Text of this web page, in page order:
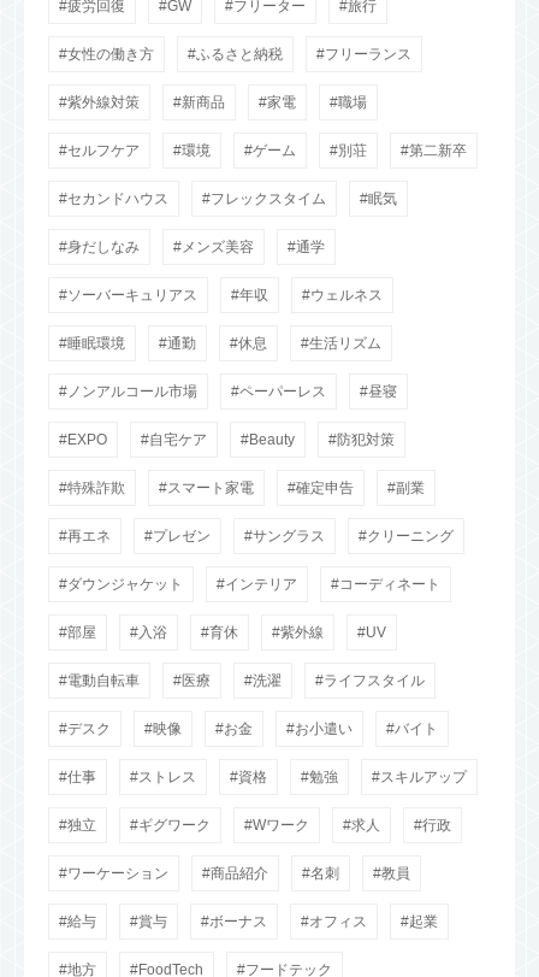
疲労回復 GW フリーター 旅行
女性の働き方 ふるさと納税 フリーランス
紫外線対策 新商品 家電 職場
セルフケア 環境 ゲーム 別荘 第二新卒
セカンドハウス フレックスタイム 眠気
身だしなみ メンズ美容 通学
ソーバーキュリアス 年収 ウェルネス
睡眠環境 通勤 休息 生活リズム
ノンアルコール市場 ペーパーレス 昼寝
EXPO 自宅ケア Beauty 防犯対策
特殊詐欺 スマート家電 確定申告 副業
再エネ プレゼン サングラス クリーニング
ダウンジャケット インテリア コーディネート
部屋 入浴 育休 紫外線 UV
電動自転車 医療 洗濯 ライフスタイル
デスク 映像 お金 お小遣い バイト
仕事 ストレス 資格 勉強 スキルアップ
独立 ギグワーク Wワーク 求人 行政
ワーケーション 商品紹介 名刺 教員
給与 賞与 ボーナス オフィス 起業
地方 FoodTech フードテック